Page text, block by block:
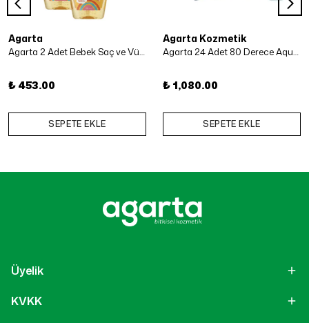
Agarta
Agarta 2 Adet Bebek Saç ve Vücut Şampuanı 500 Ml x 2 Adet
₺ 453.00
SEPETE EKLE
Agarta Kozmetik
Agarta 24 Adet 80 Derece Aqua Kolonya 50 ml
₺ 1,080.00
SEPETE EKLE
Üyelik
KVKK